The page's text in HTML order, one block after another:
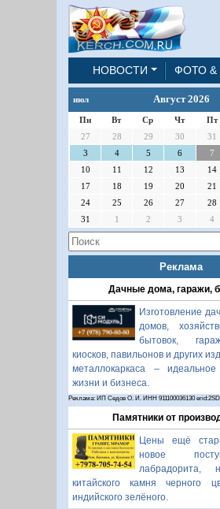
НОВОСТИ ФОТО &
июл Август 2026
Пн Вт Ср Чт Пт
27
28 29 30 31
3
4 5 6 7
10
11 12 13 14
17
18 19 20 21
24
25 26 27 28
31
1 2 3 4
Реклама
Дачные дома, гаражи,
Изготовление
домов,
бытовок,
киосков, павильонов и других
металлокаркаса –
жизни и бизнеса.
Реклама: ИП Седов О. И. ИНН 911100036130
Памятники от
Цены ещё
новое
лабрадорита,
китайского камня черного
индийского зелёного.